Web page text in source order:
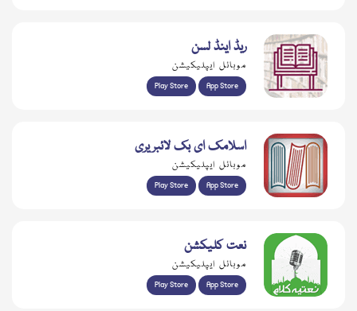
ریڈ اینڈ لسن
موبائل ایپلیکیشن
Play Store App Store
اسلامک ای بک لائبریری
موبائل ایپلیکیشن
Play Store App Store
نعت کلیکشن
موبائل ایپلیکیشن
Play Store App Store